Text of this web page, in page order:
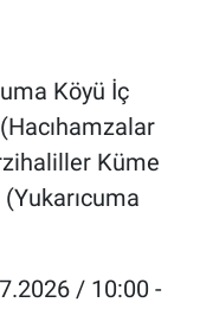
Köyü İç
Küme
/ 10:00 -